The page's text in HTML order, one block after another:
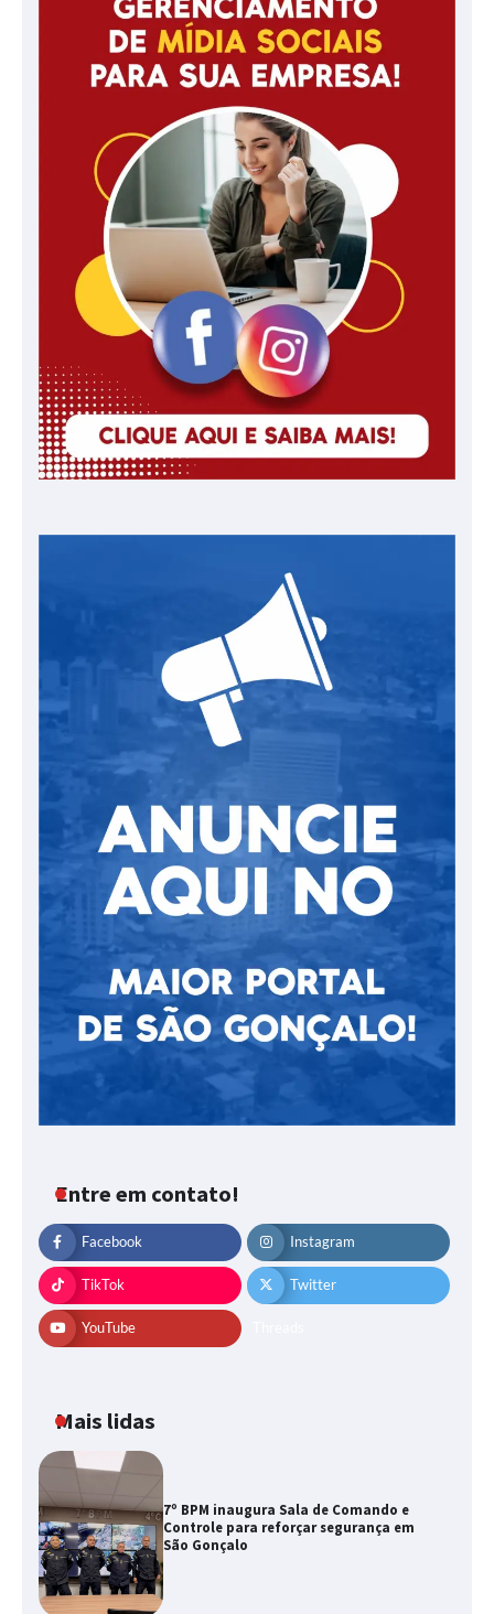
Entre em contato!
Facebook Instagram
TikTok Twitter
YouTube
Mais lidas
7º BPM inaugura Sala de Comando e
Controle para reforçar segurança em
São Gonçalo